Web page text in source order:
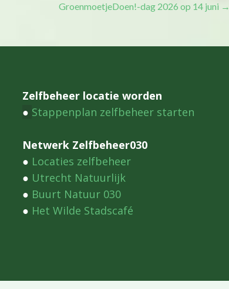
GroenmoetjeDoen!-dag 2026 op 14 juni →
Zelfbeheer locatie worden
● Stappenplan zelfbeheer starten
Netwerk Zelfbeheer030
● Locaties zelfbeheer
● Utrecht Natuurlijk
● Buurt Natuur 030
● Het Wilde Stadscafé